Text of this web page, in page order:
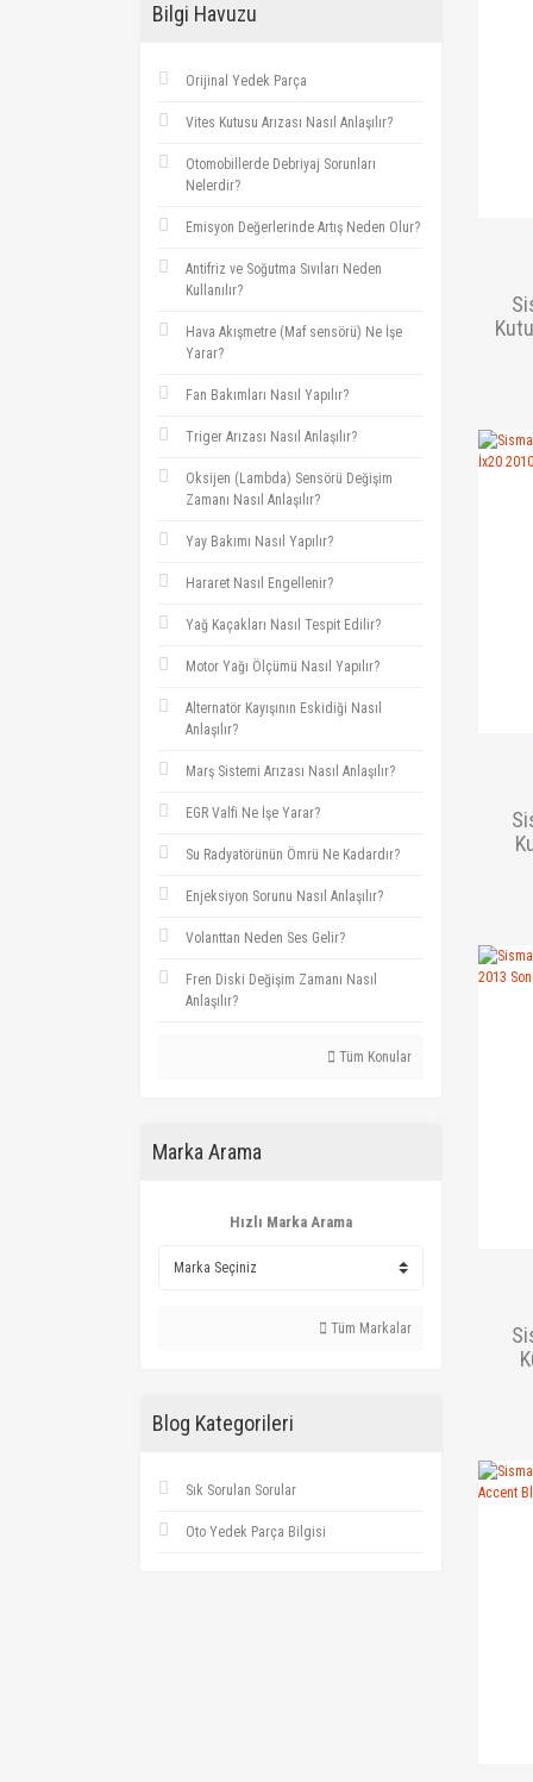
Bilgi Havuzu
Orijinal Yedek Parça
Vites Kutusu Arızası Nasıl Anlaşılır?
Otomobillerde Debriyaj Sorunları
Nelerdir?
Emisyon Değerlerinde Artış Neden Olur?
Antifriz ve Soğutma Sıvıları Neden
Kullanılır?
Hava Akışmetre (Maf sensörü) Ne İşe
Yarar?
Fan Bakımları Nasıl Yapılır?
Triger Arızası Nasıl Anlaşılır?
Oksijen (Lambda) Sensörü Değişim
Zamanı Nasıl Anlaşılır?
Yay Bakımı Nasıl Yapılır?
Hararet Nasıl Engellenir?
Yağ Kaçakları Nasıl Tespit Edilir?
Motor Yağı Ölçümü Nasıl Yapılır?
Alternatör Kayışının Eskidiği Nasıl
Anlaşılır?
Marş Sistemi Arızası Nasıl Anlaşılır?
EGR Valfi Ne İşe Yarar?
Su Radyatörünün Ömrü Ne Kadardır?
Enjeksiyon Sorunu Nasıl Anlaşılır?
Volanttan Neden Ses Gelir?
Fren Diski Değişim Zamanı Nasıl
Anlaşılır?
Tüm Konular
Marka Arama
Hızlı Marka Arama
Tüm Markalar
Blog Kategorileri
Sık Sorulan Sorular
Oto Yedek Parça Bilgisi